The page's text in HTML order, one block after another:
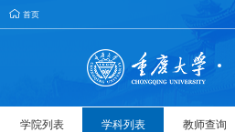
首页
学院列表 学科列表 教师查询